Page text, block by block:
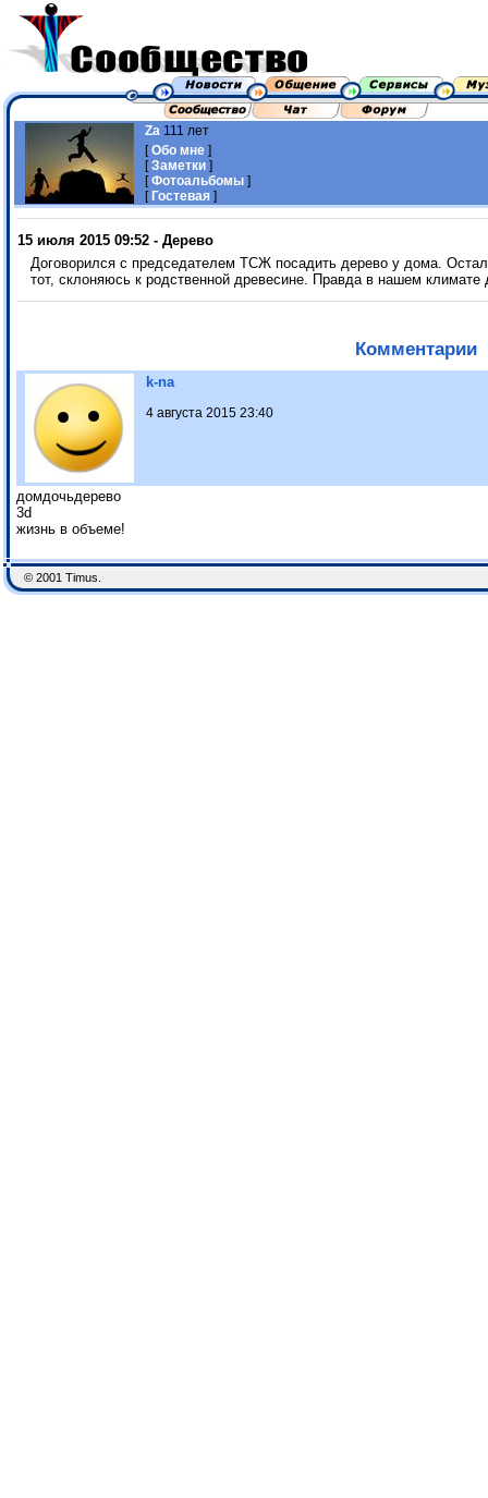
Za 111 лет
[Обо мне ]
[Заметки ]
[Фотоальбомы ]
[ Гостевая ]
15 июля 2015 09:52 - Дерево
Договорился с председателем ТСЖ посадить дерево у дома.
тот, склоняюсь к родственной древесине. Правда в нашем климате
Комментарии
k-na
4 августа 2015 23:40
домдочьдерево
3d
жизнь в объеме!
© 2001 Timus.